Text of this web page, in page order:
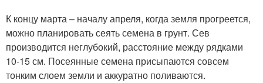
К концу марта – началу апреля, когда земля прогреется,
можно планировать сеять семена в грунт. Сев
производится неглубокий, расстояние между рядками
10-15 см. Посеянные семена присыпаются совсем
тонким слоем земли и аккуратно поливаются.